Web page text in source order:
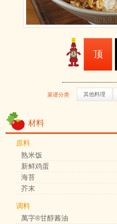
顶
菜谱分类 其他料理
材料
原料
熟米饭
新鲜鸡蛋
海苔
芥末
调料
萬字®甘醇酱油